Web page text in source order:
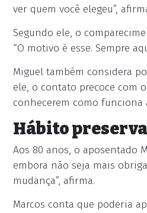
ver quem você elegeu”,
Segundo ele, o
“O motivo é esse. Sempre
Miguel também considera
ele, o contato precoce com
conhecerem como funciona
Hábito
Aos 80 anos, o aposentado
embora não seja mais
mudança”, afirma.
Marcos conta que poderia